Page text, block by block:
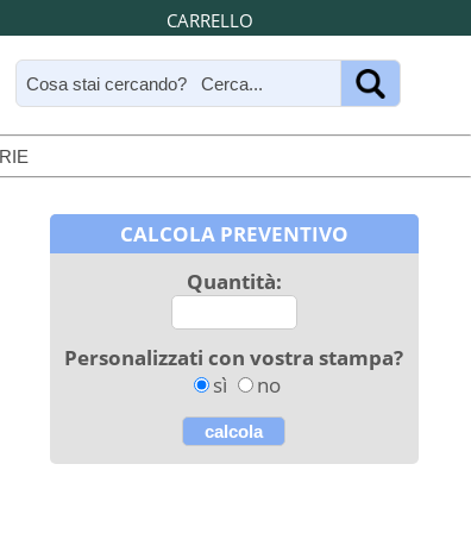
CARRELLO
CALCOLA PREVENTIVO
Quantità:
Personalizzati con vostra stampa?
sì
no